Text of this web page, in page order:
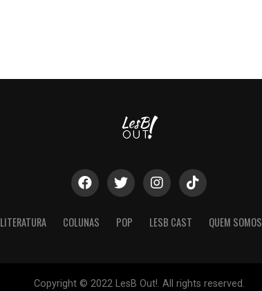
LITERATURA COLUNAS POP LESB CAST QUEM SOMOS
Copyright © 2022 LesB Out!. All rights reserved.